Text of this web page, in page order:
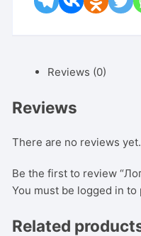
Reviews (0)
Reviews
There are no reviews yet.
Be the first to review
You must be logged in to
Related